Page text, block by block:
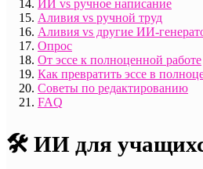
ИИ vs ручное написание
Аливия vs ручной труд
Аливия vs другие ИИ-
Опрос
От эссе к полноценной работе
Как превратить эссе в
Советы по редактированию
FAQ
🛠️ ИИ для